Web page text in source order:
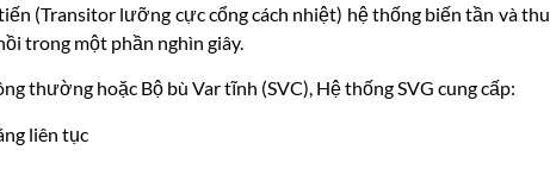
(Transitor lưỡng cực cổng cách nhiệt) hệ thống biến tần và
trong một phần nghìn giây.
thường hoặc Bộ bù Var tĩnh (SVC), Hệ thống SVG cung cấp:
liên tục